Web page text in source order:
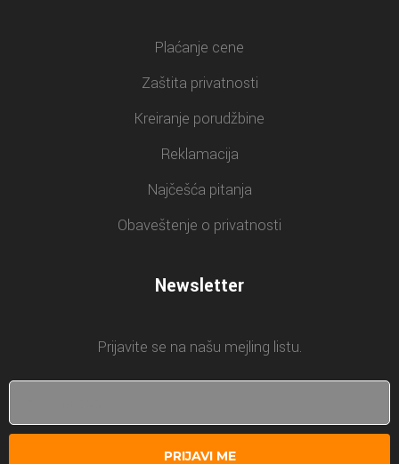
Plaćanje cene
Zaštita privatnosti
Kreiranje porudžbine
Reklamacija
Najčešća pitanja
Obaveštenje o privatnosti
Newsletter
Prijavite se na našu mejling listu.
PRIJAVI ME